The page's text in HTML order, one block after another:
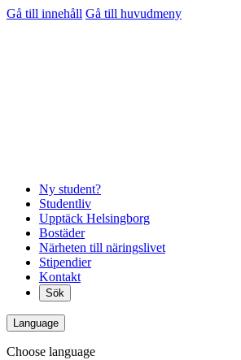
Gå till innehåll Gå till huvudmeny
Ny student?
Studentliv
Upptäck Helsingborg
Bostäder
Närheten till näringslivet
Stipendier
Kontakt
Sök
Language
Choose language